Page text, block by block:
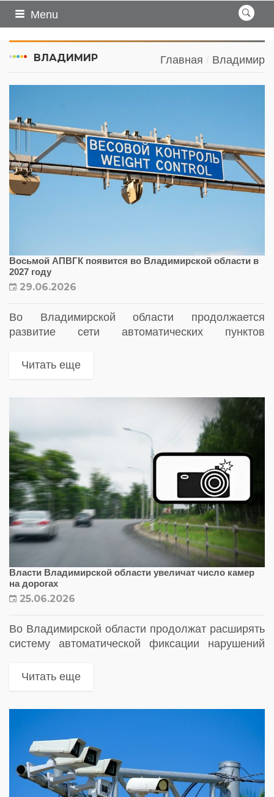
Menu
ВЛАДИМИР Главная Владимир
Восьмой АПВГК появится во Владимирской области в
2027 году
29.06.2026
Во Владимирской области продолжается
развитие сети автоматических пунктов
Читать еще
Власти Владимирской области увеличат число камер
на дорогах
25.06.2026
Во Владимирской области продолжат расширять
систему автоматической фиксации нарушений
числа дорожных камер как один из ключевых
Читать еще